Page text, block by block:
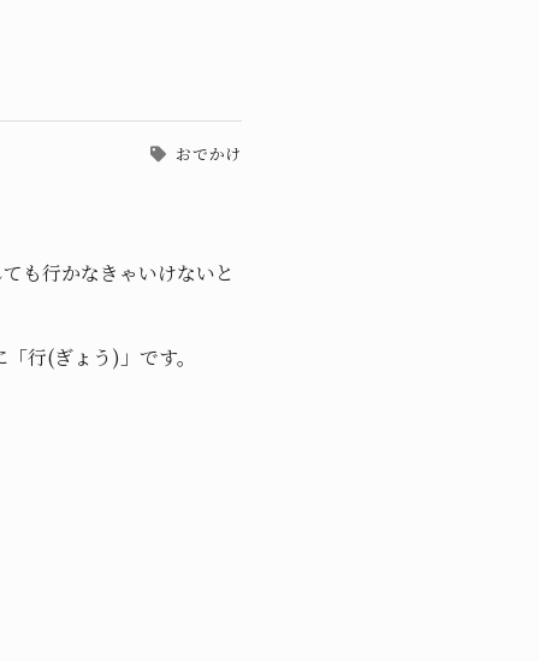
おでかけ
も行かなきゃいけないと
行(ぎょう)」です。